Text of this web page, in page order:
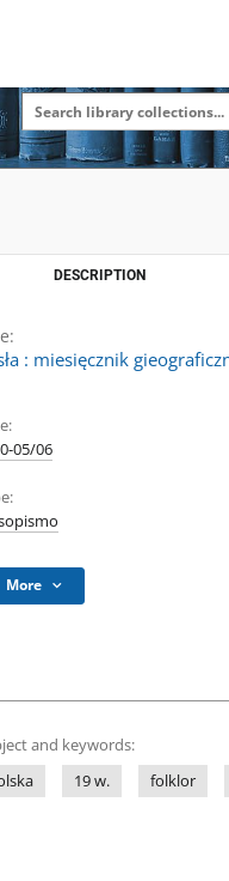
DESCRIPTION
: miesięcznik
05/06
More
and keywords:
19 w. folklor